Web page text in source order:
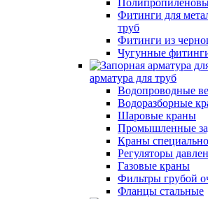
Фитинги для
труб
Фитинги из
Чугунные
арматура для труб
Водопроводные
Водоразборные
Шаровые краны
Промышленные
Краны
Регуляторы
Газовые краны
Фильтры грубой
Фланцы стальные